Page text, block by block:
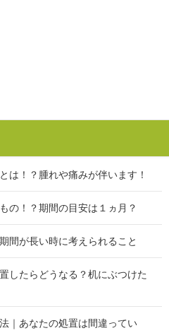
は！？腫れや痛みが伴います！
の！？期間の目安は１ヵ月？
間が長い時に考えられること
したらどうなる？机にぶつけた
｜あなたの処置は間違ってい